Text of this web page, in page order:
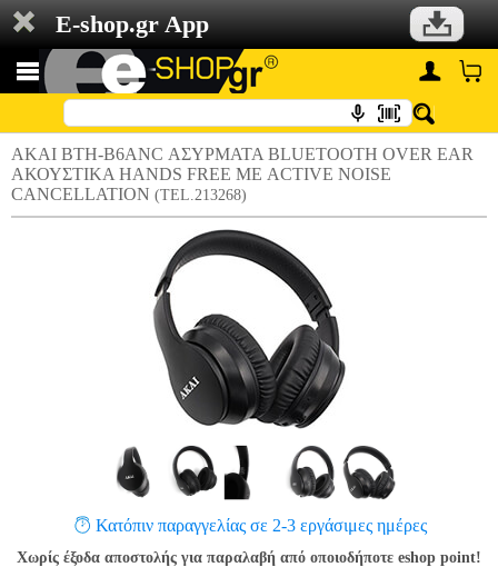
E-shop.gr App
AKAI BTH-B6ANC ΑΣΥΡΜΑΤΑ BLUETOOTH OVER EAR
ΑΚΟΥΣΤΙΚΑ HANDS FREE ΜΕ ACTIVE NOISE
CANCELLATION (TEL.213268)
Κατόπιν παραγγελίας σε 2-3 εργάσιμες ημέρες
Χωρίς έξοδα αποστολής για παραλαβή από οποιοδήποτε eshop point!